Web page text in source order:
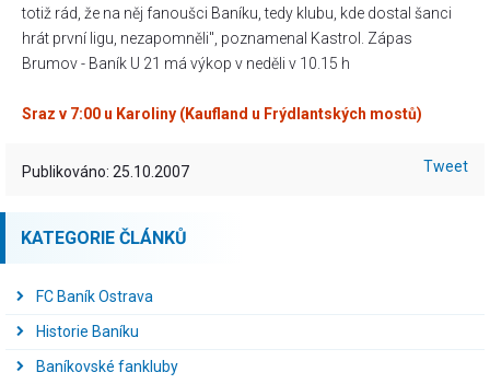
totiž rád, že na něj fanoušci Baníku, tedy klubu, kde dostal šanci
hrát první ligu, nezapomněli", poznamenal Kastrol. Zápas
Brumov - Baník U 21 má výkop v neděli v 10.15 h
Sraz v 7:00 u Karoliny (Kaufland u Frýdlantských mostů)
Publikováno: 25.10.2007 Tweet
KATEGORIE ČLÁNKŮ
FC Baník Ostrava
Historie Baníku
Baníkovské fankluby